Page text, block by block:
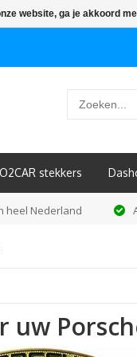
stekkers
heel Nederland
website, ga je akkoord